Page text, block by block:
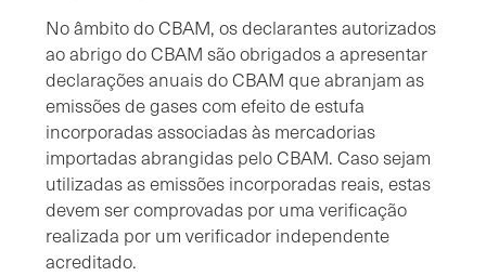
No âmbito do CBAM, os declarantes autorizados
ao abrigo do CBAM são obrigados a apresentar
declarações anuais do CBAM que abranjam as
emissões de gases com efeito de estufa
incorporadas associadas às mercadorias
importadas abrangidas pelo CBAM. Caso sejam
utilizadas as emissões incorporadas reais, estas
devem ser comprovadas por uma verificação
realizada por um verificador independente
acreditado.